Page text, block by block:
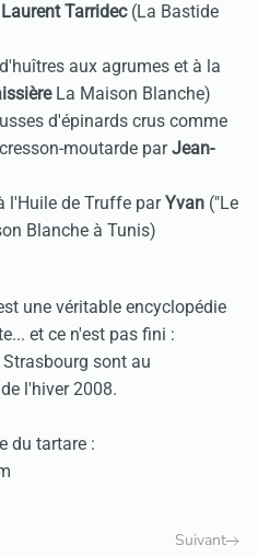
Laurent Tarridec(La Bastide
aux agrumes et à la
La Maison Blanche)
d'épinards crus comme
moutarde parJean-
l'Huile de Truffe parYvan ("Le
Blanche à Tunis)
une véritable encyclopédie
et ce n'est pas fini :
sont au
l'hiver 2008.
du tartare :
Suivant